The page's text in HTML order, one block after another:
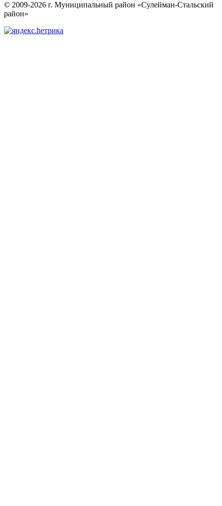
© 2009-2026 г. Муниципальный район «Сулейман-Стальский
район»